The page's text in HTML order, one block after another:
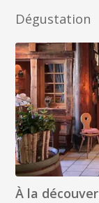
Dégustation
À la